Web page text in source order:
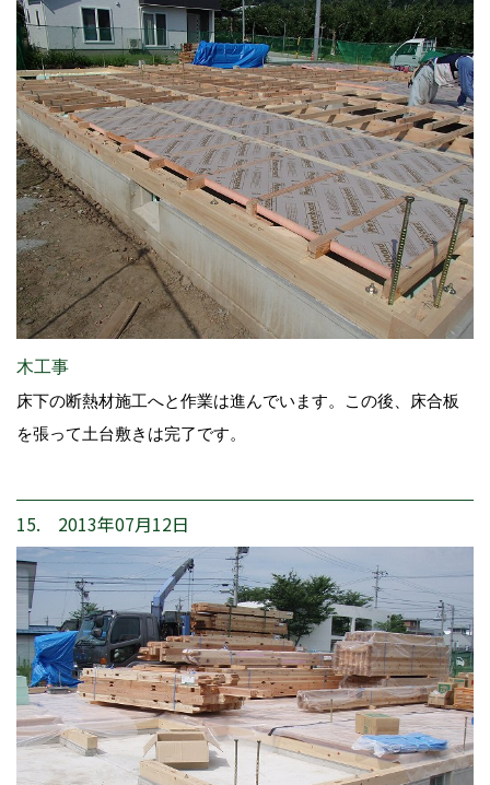
木工事
床下の断熱材施工へと作業は進んでいます。この後、床合板
を張って土台敷きは完了です。
15. 2013年07月12日